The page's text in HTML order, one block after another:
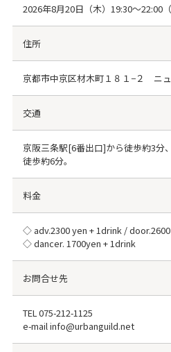
2026年8月20日（木）19:30～22:00（
住所
京都市中京区材木町１８１−２ ニ
交通
京阪三条駅[6番出口]から徒歩約3分
徒歩約6分。
料金
◇ adv.2300 yen + 1drink /
◇ dancer. 1700yen + 1drink
お問合せ先
TEL075-212-1125
e-mail info@urbanguild.net